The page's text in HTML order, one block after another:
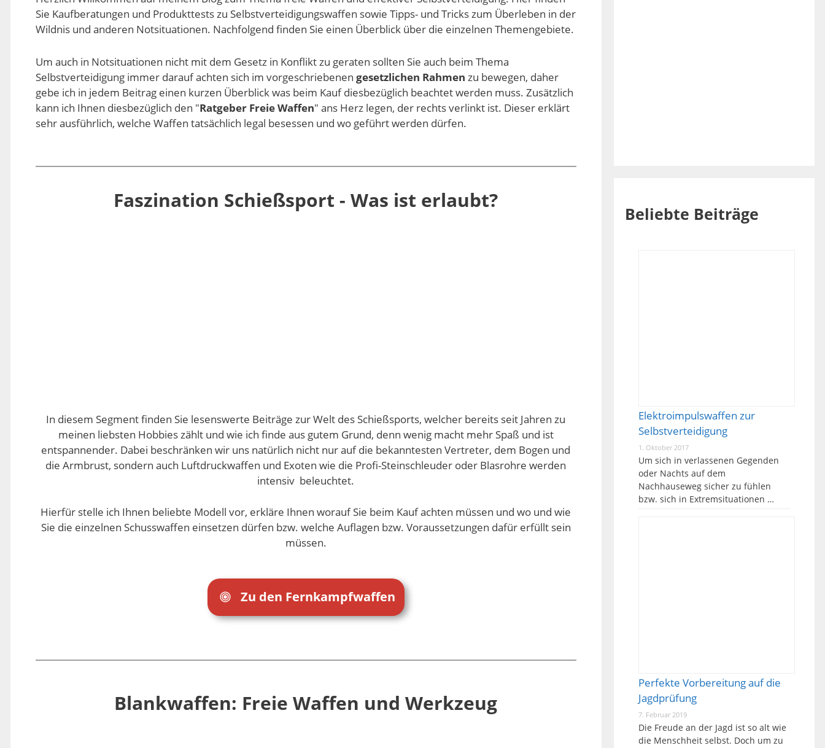
Sie Kaufberatungen und Produkttests zu Selbstverteidigungswaffen sowie Tipps- und Tricks zum Überleben in der
Wildnis und anderen Notsituationen. Nachfolgend finden Sie einen Überblick über die einzelnen Themengebiete.
Um auch in Notsituationen nicht mit dem Gesetz in Konflikt zu geraten sollten Sie auch beim Thema
Selbstverteidigung immer darauf achten sich im vorgeschriebenen gesetzlichen Rahmen zu bewegen, daher
gebe ich in jedem Beitrag einen kurzen Überblick was beim Kauf diesbezüglich beachtet werden muss. Zusätzlich
kann ich Ihnen diesbezüglich den "Ratgeber Freie Waffen" ans Herz legen, der rechts verlinkt ist. Dieser erklärt
sehr ausführlich, welche Waffen tatsächlich legal besessen und wo geführt werden dürfen.
Faszination Schießsport - Was ist erlaubt?
In diesem Segment finden Sie lesenswerte Beiträge zur Welt des Schießsports, welcher bereits seit Jahren zu
meinen liebsten Hobbies zählt und wie ich finde aus gutem Grund, denn wenig macht mehr Spaß und ist
entspannender. Dabei beschränken wir uns natürlich nicht nur auf die bekanntesten Vertreter, dem Bogen und
die Armbrust, sondern auch Luftdruckwaffen und Exoten wie die Profi-Steinschleuder oder Blasrohre werden
intensiv beleuchtet.
Hierfür stelle ich Ihnen beliebte Modell vor, erkläre Ihnen worauf Sie beim Kauf achten müssen und wo und wie
Sie die einzelnen Schusswaffen einsetzen dürfen bzw. welche Auflagen bzw. Voraussetzungen dafür erfüllt sein
müssen.
Zu den Fernkampfwaffen
Blankwaffen: Freie Waffen und Werkzeug
Beliebte Beiträge
Elektroimpulswaffen zur
Selbstverteidigung
1. Oktober 2017
Um sich in verlassenen Gegenden
oder Nachts auf dem
Nachhauseweg sicher zu fühlen
bzw. sich in Extremsituationen …
Perfekte Vorbereitung auf die
Jagdprüfung
7. Februar 2019
Die Freude an der Jagd ist so alt wie
die Menschheit selbst. Doch um zu